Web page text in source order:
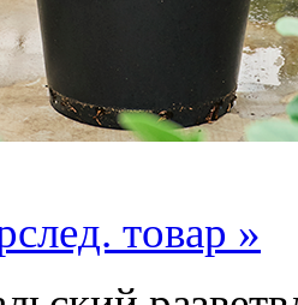
след. товар »